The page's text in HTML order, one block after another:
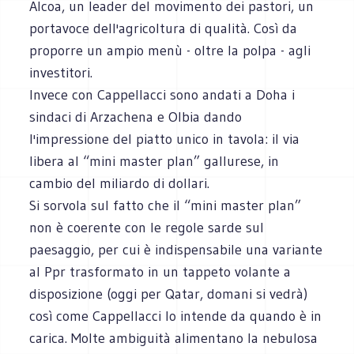
Alcoa, un leader del movimento dei pastori, un
portavoce dell'agricoltura di qualità. Così da
proporre un ampio menù - oltre la polpa - agli
investitori.
Invece con Cappellacci sono andati a Doha i
sindaci di Arzachena e Olbia dando
l'impressione del piatto unico in tavola: il via
libera al “mini master plan” gallurese, in
cambio del miliardo di dollari.
Si sorvola sul fatto che il “mini master plan”
non è coerente con le regole sarde sul
paesaggio, per cui è indispensabile una variante
al Ppr trasformato in un tappeto volante a
disposizione (oggi per Qatar, domani si vedrà)
così come Cappellacci lo intende da quando è in
carica. Molte ambiguità alimentano la nebulosa